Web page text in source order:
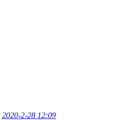
2020-2-28 12:09